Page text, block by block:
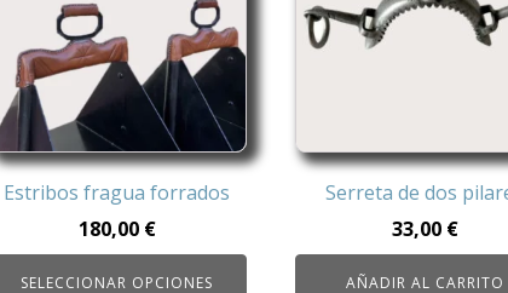
Estribos fragua forrados
180,00 €
SELECCIONAR OPCIONES
variantes.
Las
opciones
se
elegir
en
Serreta de dos
33,00 €
AÑADIR AL CARRITO